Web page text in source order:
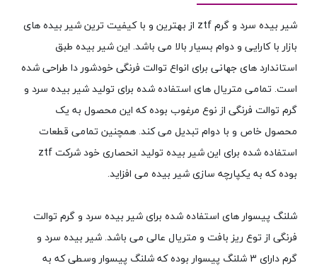
شیر بیده سرد و گرم ztf از بهترین و با کیفیت ترین شیر بیده های
بازار با کارایی و دوام بسیار بالا می باشد. این شیر بیده طبق
استاندارد های جهانی برای انواع توالت فرنگی خودشور دا طراحی شده
است. تمامی متریال های استفاده شده برای تولید شیر بیده سرد و
گرم توالت فرنگی از نوع مرغوب بوده که این محصول به یک
محصول خاص و با دوام تبدیل می کند. همچنین تمامی قطعات
استفاده شده برای این شیر بیده تولید انحصاری خود شرکت ztf
بوده که به یکپارچه سازی شیر بیده می افزاید.
شلنگ پیسوار های استفاده شده برای شیر بیده سرد و گرم توالت
فرنگی از توع ریز بافت و متریال عالی می باشد. شیر بیده سرد و
گرم دارای 3 شلنگ پیسوار بوده که شلنگ پیسوار وسطی که به